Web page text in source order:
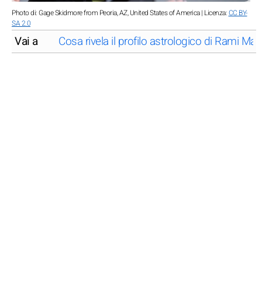
Photo di: Gage Skidmore from Peoria, AZ, United States of America | Licenza:CC BY-
SA 2.0
Vai a Cosa rivela il profilo astrologico di Rami